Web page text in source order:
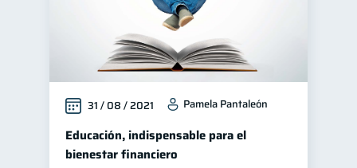
31 / 08 / 2021 Pamela Pantaleón
Educación, indispensable para el
bienestar financiero